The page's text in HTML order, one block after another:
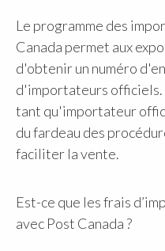
Le programme des
Canada permet aux
d'obtenir un numéro
d'importateurs officiels.
tant qu'importateur
du fardeau des
faciliter la vente.
Est-ce que les frais
avec Post Canada ?